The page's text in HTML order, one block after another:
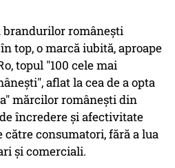
brandurilor româneşti
top, o marcă iubită, aproape
topul "100 cele mai
aflat la cea de a opta
mărcilor româneşti din
încredere şi afectivitate
către consumatori, fără a lua
și comerciali.